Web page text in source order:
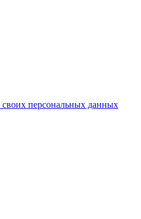
своих персональных данных